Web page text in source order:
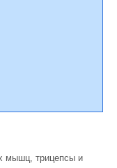
мышц, трицепсы и